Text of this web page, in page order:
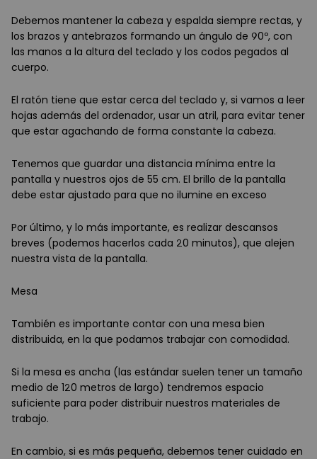
Debemos mantener la cabeza y espalda siempre rectas, y
los brazos y antebrazos formando un ángulo de 90º, con
las manos a la altura del teclado y los codos pegados al
cuerpo.
El ratón tiene que estar cerca del teclado y, si vamos a leer
hojas además del ordenador, usar un atril, para evitar tener
que estar agachando de forma constante la cabeza.
Tenemos que guardar una distancia mínima entre la
pantalla y nuestros ojos de 55 cm. El brillo de la pantalla
debe estar ajustado para que no ilumine en exceso
Por último, y lo más importante, es realizar descansos
breves (podemos hacerlos cada 20 minutos), que alejen
nuestra vista de la pantalla.
Mesa
También es importante contar con una mesa bien
distribuida, en la que podamos trabajar con comodidad.
Si la mesa es ancha (las estándar suelen tener un tamaño
medio de 120 metros de largo) tendremos espacio
suficiente para poder distribuir nuestros materiales de
trabajo.
En cambio, si es más pequeña, debemos tener cuidado en